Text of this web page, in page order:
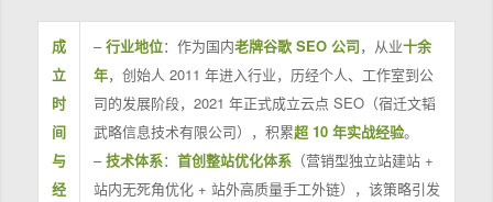
成
立
时
间
与
经
–行业地位：作为国内老牌谷歌 SEO 公司，从业十余
年，创始人 2011 年进入行业，历经个人、工作室到公
司的发展阶段，2021 年正式成立云点 SEO（宿迁文韬
武略信息技术有限公司），积累超 10 年实战经验。
–技术体系： 首创整站优化体系（营销型独立站建站 +
站内无死角优化 + 站外高质量手工外链），该策略引发